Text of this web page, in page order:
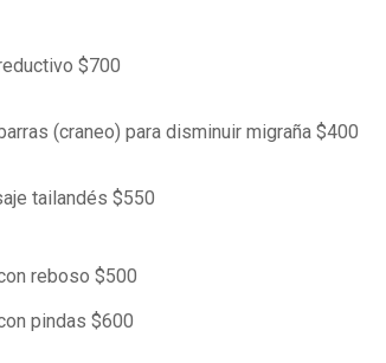
$700
(craneo) para disminuir migraña $400
tailandés $550
reboso $500
pindas $600